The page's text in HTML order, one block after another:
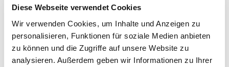
Diese Webseite verwendet Cookies
Wir verwenden Cookies, um Inhalte und Anzeigen zu
personalisieren, Funktionen für soziale Medien anbieten
zu können und die Zugriffe auf unsere Website zu
analysieren. Außerdem geben wir Informationen zu Ihrer